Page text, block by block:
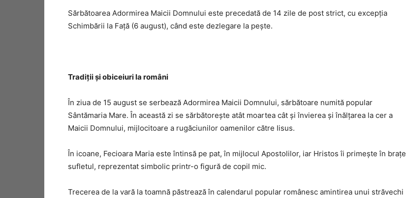
Sărbătoarea Adormirea Maicii Domnului este precedată de 14 zile de post strict, cu excepţia
Schimbării la Faţă (6 august), când este dezlegare la peşte.
Tradiţii şi obiceiuri la români
În ziua de 15 august se serbează Adormirea Maicii Domnului, sărbătoare numită popular
Sântămaria Mare. În această zi se sărbătorește atât moartea cât și învierea și înălțarea la cer a
Maicii Domnului, mijlocitoare a rugăciunilor oamenilor către Iisus.
În icoane, Fecioara Maria este întinsă pe pat, în mijlocul Apostolilor, iar Hristos îi primește în brațe
sufletul, reprezentat simbolic printr-o figură de copil mic.
Trecerea de la vară la toamnă păstrează în calendarul popular românesc amintirea unui străvechi